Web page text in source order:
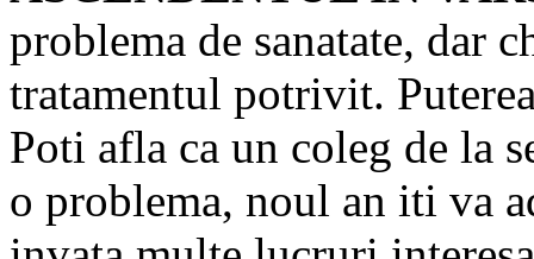
problema de sanatate, dar
tratamentul potrivit.
Poti afla ca un coleg de la
o problema, noul an iti va